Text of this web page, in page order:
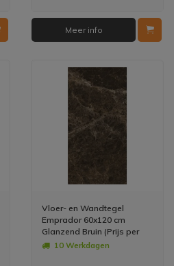
Meer info
Vloer- en Wandtegel
Emprador 60x120 cm
Glanzend Bruin (Prijs per
M2)10 Werkdagen